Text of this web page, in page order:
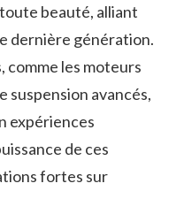
beauté, alliant
dernière génération.
comme les moteurs
suspension avancés,
expériences
de ces
fortes sur